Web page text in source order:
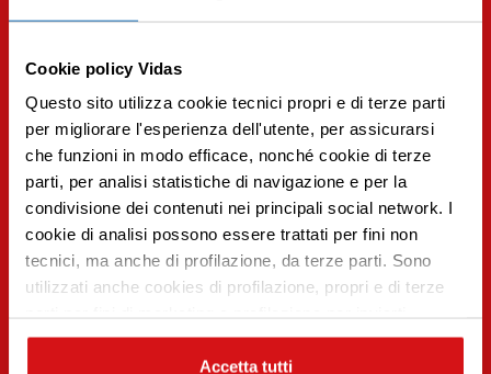
Cookie policy Vidas
Questo sito utilizza cookie tecnici propri e di terze parti
per migliorare l'esperienza dell'utente, per assicurarsi
che funzioni in modo efficace, nonché cookie di terze
parti, per analisi statistiche di navigazione e per la
condivisione dei contenuti nei principali social network. I
cookie di analisi possono essere trattati per fini non
tecnici, ma anche di profilazione, da terze parti. Sono
utilizzati anche cookies di profilazione, propri e di terze
contenuti mirati sulle tue preferenze e i tuoi interessi. Se
CHIUDI questo banner, saranno utilizzati soltanto
Accetta tutti
31.05.2023 | Aggiornamenti
10 miti sulle cure palliative pediatriche
Premi INVIO per cercare o ESC per uscire